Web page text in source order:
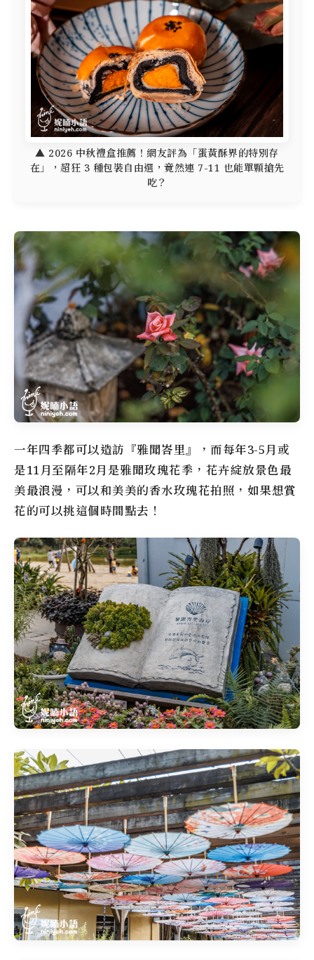
▲ 2026 中秋禮盒推薦！網友評為「蛋黃酥界的特別存
在」，超狂 3 種包裝自由選，竟然連 7-11 也能單顆搶先
吃？
一年四季都可以造訪『雅聞峇里』，而每年3-5月或
是11月至隔年2月是雅聞玫瑰花季，花卉綻放景色最
美最浪漫，可以和美美的香水玫瑰花拍照，如果想賞
花的可以挑這個時間點去！